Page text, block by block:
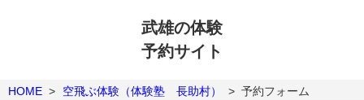
武雄の体験
予約サイト
HOME > 空飛ぶ体験（体験塾 長助村） > 予約フォーム